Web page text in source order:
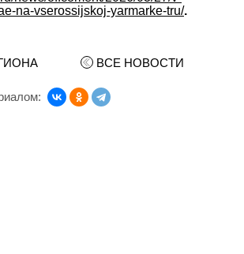
na-vserossijskoj-yarmarke-tru/.
ВСЕ НОВОСТИ